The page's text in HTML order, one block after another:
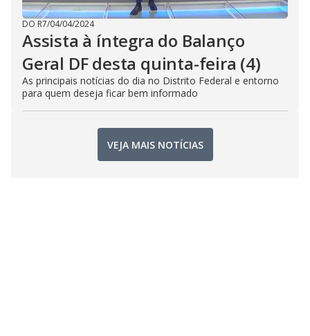
DO R7/04/04/2024
Assista à íntegra do Balanço
Geral DF desta quinta-feira (4)
As principais notícias do dia no Distrito Federal e entorno
para quem deseja ficar bem informado
VEJA MAIS NOTÍCIAS